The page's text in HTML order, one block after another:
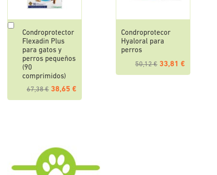
Condroprotector
Flexadin Plus
para gatos y
perros pequeños
(90
comprimidos)
67,38 € 38,65 €
carrito
Condroprotecor
Hyaloral para
perros
50,12 € 33,81 €